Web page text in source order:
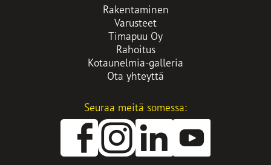
Rakentaminen
Varusteet
Timapuu Oy
Rahoitus
Kotaunelmia-galleria
Ota yhteyttä
Seuraa meitä somessa:
Avautuu
uuteen
välilehteen
Avautuu
uuteen
välilehteen
Avautuu
uuteen
välilehteen